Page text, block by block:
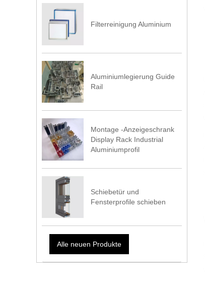
Filterreinigung Aluminium
Aluminiumlegierung Guide
Rail
Montage -Anzeigeschrank
Display Rack Industrial
Aluminiumprofil
Schiebetür und
Fensterprofile schieben
Alle neuen Produkte